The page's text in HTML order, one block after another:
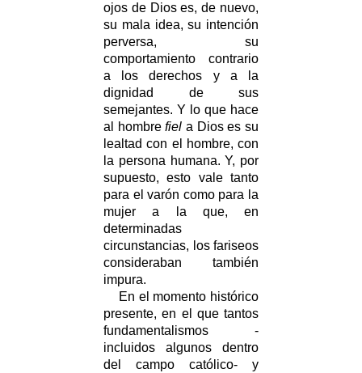
ojos de Dios es, de nuevo,
su mala idea, su intención
perversa, su
comportamiento contrario
a los derechos y a la
dignidad de sus
semejantes. Y lo que hace
al hombrefiel a Dios es su
lealtad con el hombre, con
la persona humana. Y, por
supuesto, esto vale tanto
para el varón como para la
mujer a la que, en
determinadas
circunstancias, los fariseos
consideraban también
impura.
En el momento histórico
presente, en el que tantos
fundamentalismos -
incluidos algunos dentro
del campo católico- y